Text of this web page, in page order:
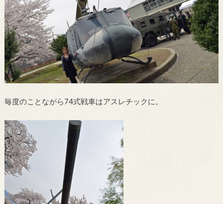
毎度のことながら74式戦車はアスレチックに。